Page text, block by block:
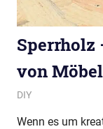
Sperrholz
von
April 27, 2017
Redaktion
DIY
Wenn es um